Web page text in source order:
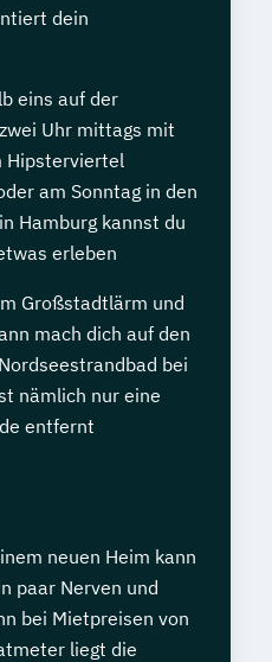
dein
eins auf der
Uhr mittags mit
Hipsterviertel
am Sonntag in den
Hamburg kannst du
erleben
Großstadtlärm und
mach dich auf den
bei
nämlich nur eine
entfernt
neuen Heim kann
paar Nerven und
bei Mietpreisen von
liegt die